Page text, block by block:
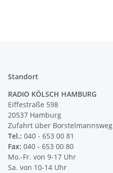
Standort
RADIO KÖLSCH HAMBURG
Eiffestraße 598
20537 Hamburg
Zufahrt über Borstelmannsweg
Tel.: 040 - 653 00 81
Fax: 040 - 653 00 80
Mo.-Fr. von 9-17 Uhr
Sa. von 10-14 Uhr